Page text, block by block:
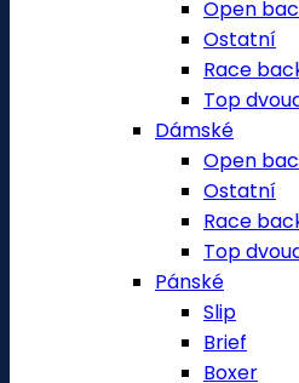
Open
Ostatní
Race
Top
Dámské
Open
Ostatní
Race
Top
Pánské
Slip
Brief
Boxer